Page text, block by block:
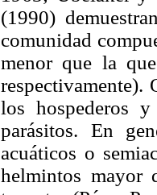
(1990)
comunidad
menor que la
respectivamente).
los hospederos
parásitos. En
acuáticos o
helmintos mayor